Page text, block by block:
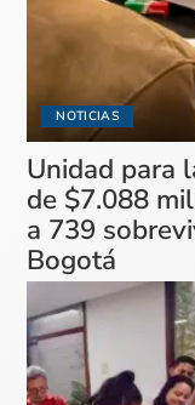
NOTICIAS
Unidad para
de $7.088
a 739
Bogotá